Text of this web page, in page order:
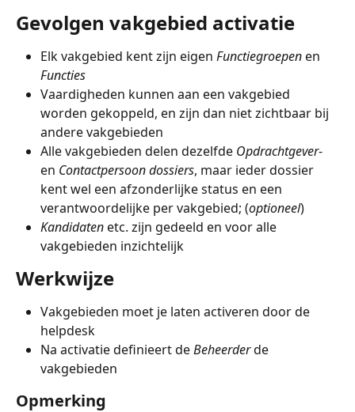
Gevolgen vakgebied activatie
Elk vakgebied kent zijn eigen Functiegroepen en
Functies
Vaardigheden kunnen aan een vakgebied
worden gekoppeld, en zijn dan niet zichtbaar bij
andere vakgebieden
Alle vakgebieden delen dezelfde Opdrachtgever-
en Contactpersoon dossiers, maar ieder dossier
kent wel een afzonderlijke status en een
verantwoordelijke per vakgebied; (optioneel)
Kandidaten etc. zijn gedeeld en voor alle
vakgebieden inzichtelijk
Werkwijze
Vakgebieden moet je laten activeren door de
helpdesk
Na activatie definieert de Beheerder de
vakgebieden
Opmerking